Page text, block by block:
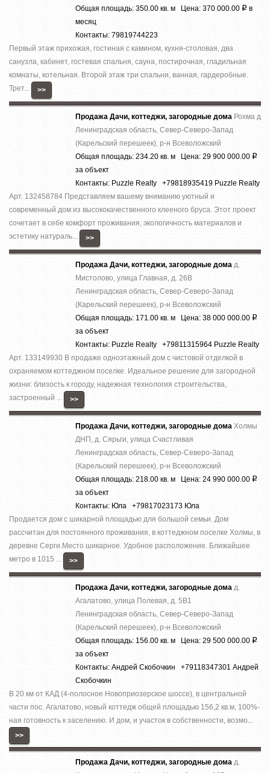
Общая площадь: 350.00 кв. м Цена: 370 000.00 Р в
месяц
Контакты: 79819744223
Первый этаж прихожая, гостиная с камином, кухня-столовая, два
санузла, кабинет, гостевая спальня, сауна, постирочная, гладильная
комнаты, котельная. Второй этаж три спальни, ванная, гардеробные.
Трет...
>>
Продажа Дачи, коттеджи, загородные дома Рохма д
Ленинградская область, Север-Северо-Запад
(Карельский перешеек), р-н Всеволожский
Общая площадь: 234.20 кв. м Цена: 29 900 000.00 Р
за объект
Контакты: Puzzle Realty +79818935419 Puzzle Realty
Арт. 132458784 Представляем вашему вниманию уютный и
современный дом из высококачественного клееного бруса. Этот проект
сочетает в себе комфорт проживания, экологичность материалов и
эстетику натураль...
>>
Продажа Дачи, коттеджи, загородные дома д.
Мистолово, улица Главная, д. 26В
Ленинградская область, Север-Северо-Запад
(Карельский перешеек), р-н Всеволожский
Общая площадь: 171.00 кв. м Цена: 38 000 000.00 Р
за объект
Контакты: Puzzle Realty +79811315964 Puzzle Realty
Арт. 133149930 В продаже одноэтажный дом с чистовой отделкой в
охраняемом коттеджном поселке. Идеальное решение для загородной
жизни: близость к городу, надежная технология строительства,
застроенный ...
>>
Продажа Дачи, коттеджи, загородные дома Холмы
ДНП, д. Сярьги, улица Счастливая
Ленинградская область, Север-Северо-Запад
(Карельский перешеек), р-н Всеволожский
Общая площадь: 218.00 кв. м Цена: 24 990 000.00 Р
за объект
Контакты: Юла +79817023173 Юла
Продается дом с шикарной площадью для большой семьи. Дом
рассчитан для постоянного проживания, в коттеджном поселке Холмы, в
деревне Серги.Место шикарное. Удобное расположение. Ближайшее
метро в 1015 ...
>>
Продажа Дачи, коттеджи, загородные дома д.
Агалатово, улица Полевая, д. 5В1
Ленинградская область, Север-Северо-Запад
(Карельский перешеек), р-н Всеволожский
Общая площадь: 156.00 кв. м Цена: 29 500 000.00 Р
за объект
Контакты: Андрей Скобочкин +79118347301 Андрей
Скобочкин
В 20 км от КАД (4-полосное Новоприозерское шоссе), в центральной
части пос. Агалатово, новый коттедж общей площадью 156,2 кв.м, 100%-
ная готовность к заселению. И дом, и участок в собственности, возмо...
>>
Продажа Дачи, коттеджи, загородные дома д.